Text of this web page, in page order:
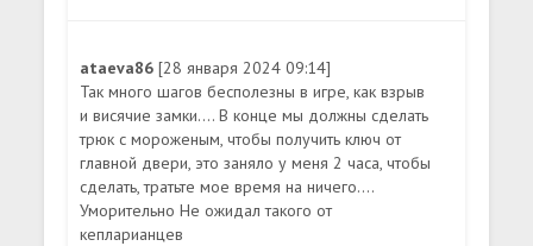
ataeva86[28 января 2024 09:14]
Так много шагов бесполезны в игре, как взрыв
и висячие замки.... В конце мы должны сделать
трюк с мороженым, чтобы получить ключ от
главной двери, это заняло у меня 2 часа, чтобы
сделать, тратьте мое время на ничего....
Уморительно Не ожидал такого от
кепларианцев